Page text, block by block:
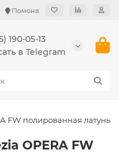
Помона
190-05-13
в Telegram
FW полированная латунь
OPERA FW